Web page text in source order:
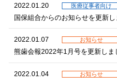
2022.01.20 医療従事者向け
国保組合からのお知らせを更新し
2022.01.07 お知らせ
熊歯会報2022年1月号を更新しま
2022.01.04 お知らせ